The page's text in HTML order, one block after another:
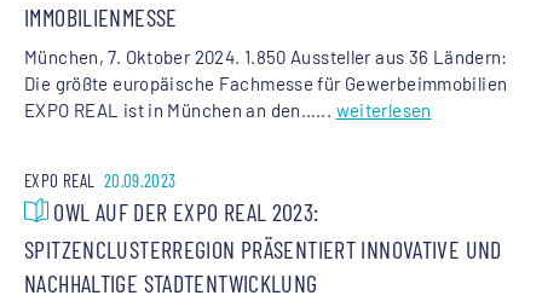
MMOBILIENMESSE
München, 7. Oktober 2024. 1.850 Aussteller aus 36 Ländern:
Die größte europäische Fachmesse für Gewerbeimmobilien
EXPO REAL ist in München an den…... weiterlesen
EXPO REAL 20.09.2023
OWL AUF DER EXPO REAL 2023:
SPITZENCLUSTERREGION PRÄSENTIERT INNOVATIVE UND
NACHHALTIGE STADTENTWICKLUNG